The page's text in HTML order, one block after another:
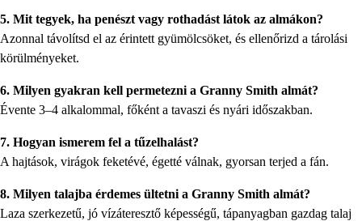
5. Mit tegyek, ha penészt vagy rothadást látok az almákon?
Azonnal távolítsd el az érintett gyümölcsöket, és ellenőrizd a tárolási
körülményeket.
6. Milyen gyakran kell permetezni a Granny Smith almát?
Évente 3–4 alkalommal, főként a tavaszi és nyári időszakban.
7. Hogyan ismerem fel a tűzelhalást?
A hajtások, virágok feketévé, égetté válnak, gyorsan terjed a fán.
8. Milyen talajba érdemes ültetni a Granny Smith almát?
Laza szerkezetű, jó vízáteresztő képességű, tápanyagban gazdag talaj